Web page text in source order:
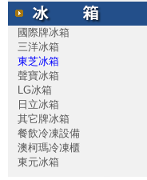
國際牌冰箱
三洋冰箱
東芝冰箱
聲寶冰箱
LG冰箱
日立冰箱
其它牌冰箱
餐飲冷凍設備
澳柯瑪冷凍櫃
東元冰箱